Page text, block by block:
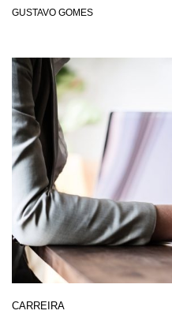
GUSTAVO GOMES
CARREIRA